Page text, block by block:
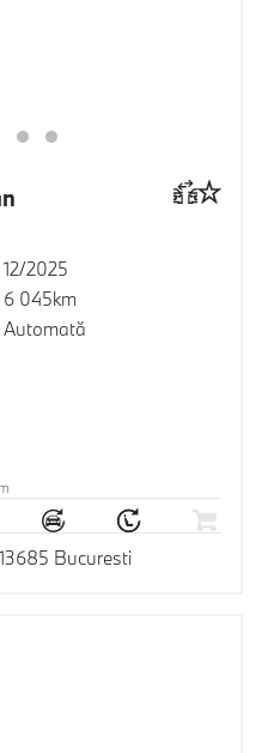
12/2025
6 045km
Automată
Bucuresti